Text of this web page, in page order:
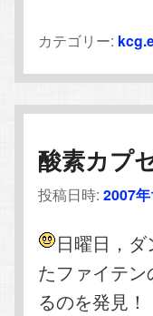
カテゴリー:
酸素カプ
投稿日時:2007
日曜日，
たファイテ
るのを発見！